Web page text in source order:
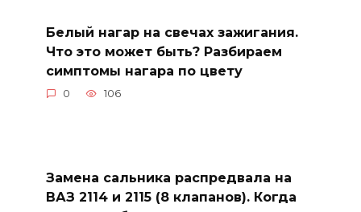
Белый нагар на свечах зажигания.
Что это может быть? Разбираем
симптомы нагара по цвету
0 106
Замена сальника распредвала на
ВАЗ 2114 и 2115 (8 клапанов). Когда